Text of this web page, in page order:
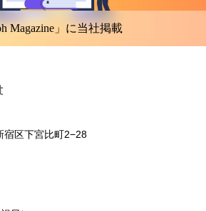
Magazine」に当社掲載
区下宮比町2−28